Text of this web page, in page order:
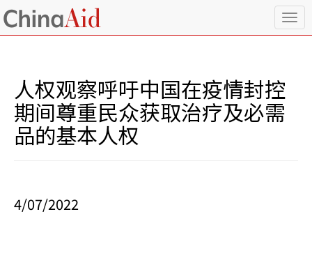
T
o
人权观察呼吁中国在疫情封控
期间尊重民众获取治疗及必需
品的基本人权
4/07/2022